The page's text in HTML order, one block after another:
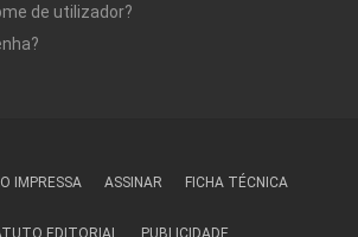
de utilizador?
IMPRESSA ASSINAR FICHA TÉCNICA
EDITORIAL PUBLICIDADE